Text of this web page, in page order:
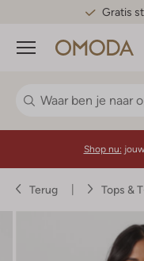
Gratis
Menu
Shop nu:
Terug Tops &